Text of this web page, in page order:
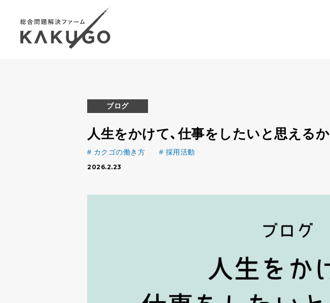
ブログ
人生をかけて、仕事をしたいと思えるか
カクゴの働き方 採用活動
2026.2.23